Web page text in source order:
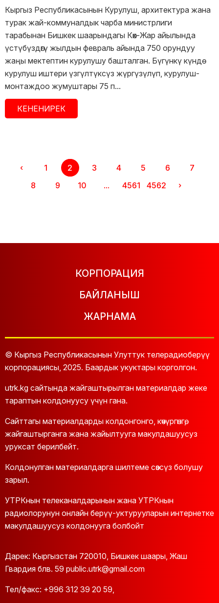
Кыргыз Республикасынын Курулуш, архитектура жана
турак жай-коммуналдык чарба министрлиги
тарабынан Бишкек шаарындагы Көк-Жар айылында
үстүбүздөгү жылдын февраль айында 750 орундуу
жаңы мектептин курулушу башталган. Бүгүнкү күндө
курулуш иштери үзгүлтүксүз жүргүзүлүп, курулуш-
монтаждоо жумуштары 75 п...
КЕНЕНИРЕК
‹ 1 2 3 4 5 6
7
8
9 10 ... 4561 4562 ›
КОРПОРАЦИЯ
БАЙЛАНЫШ
ЖАРНАМА
© Кыргыз Республикасынын Улуттук телерадиоберүү
корпорациясы, 2025. Баардык укуктары корголгон.
utrk.kg сайтында жайгаштырылган материалдар жеке
тараптын колдонуусу үчүн гана.
Сайттагы материалдарды колдонгонго, көчүргөнгө,
жайгаштырганга жана жайылтууга макулдашуусуз
уруксат берилбейт.
Колдонулган материалдарга шилтеме сөзсүз болушу
зарыл.
УТРКнын телеканалдарынын жана УТРКнын
радиолорунун онлайн берүү-уктурууларын интернетке
макулдашуусуз колдонууга болбойт
Дарек: Кыргызстан 720010, Бишкек шаары, Жаш
Гвардия блв. 59 public.utrk@gmail.com
Тел/факс: +996 312 39 20 59